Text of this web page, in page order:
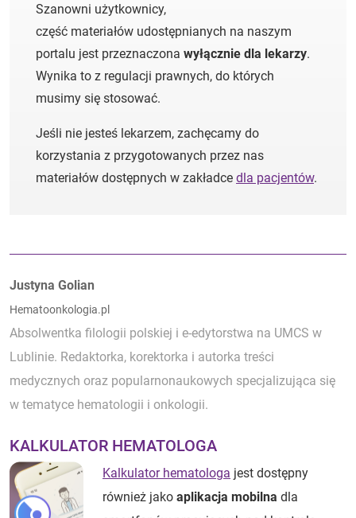
Szanowni użytkownicy,
część materiałów udostępnianych na naszym
portalu jest przeznaczona wyłącznie dla lekarzy.
Wynika to z regulacji prawnych, do których
musimy się stosować.
Jeśli nie jesteś lekarzem, zachęcamy do
korzystania z przygotowanych przez nas
materiałów dostępnych w zakładce dla pacjentów.
Autorzy:
Justyna Golian
Hematoonkologia.pl
Absolwentka filologii polskiej i e-edytorstwa na UMCS w
Lublinie. Redaktorka, korektorka i autorka treści
medycznych oraz popularnonaukowych specjalizująca się
w tematyce hematologii i onkologii.
KALKULATOR HEMATOLOGA
Kalkulator hematologa jest dostępny
również jako aplikacja mobilna dla